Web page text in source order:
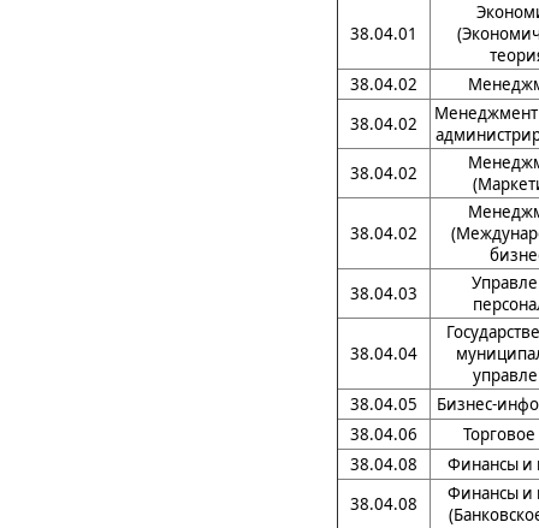
38.04.01
38.04.02
38.04.02
Менеджмент
38.04.02
38.04.02
38.04.03
38.04.04
38.04.05
Бизнес-
38.04.06
38.04.08
Финансы и
38.04.08
Финансы и